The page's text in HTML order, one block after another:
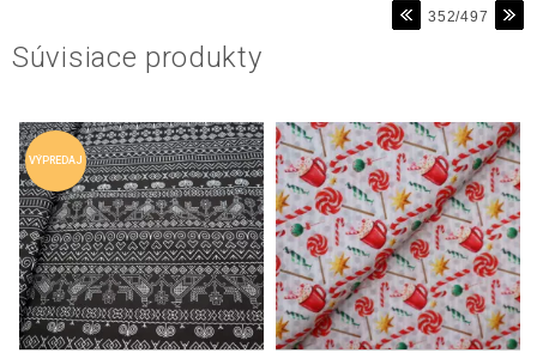
352/497
Súvisiace produkty
VÝPREDAJ